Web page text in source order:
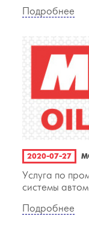
Подробнее
2020-07-27
Услуга по
системы
Подробнее